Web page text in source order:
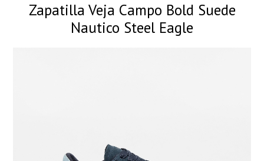
Zapatilla Veja Campo Bold Suede
Nautico Steel Eagle